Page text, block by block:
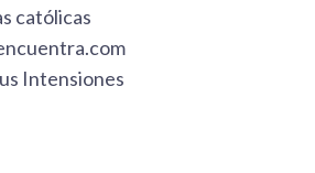
católicas
Intensiones